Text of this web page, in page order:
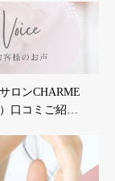
ロンCHARME
口コミご紹…